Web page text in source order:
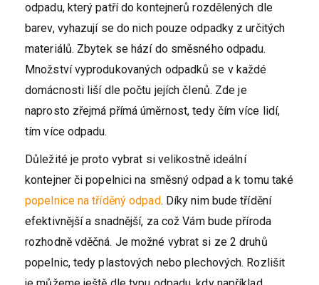
odpadu, který patří do kontejnerů rozdělených dle
barev, vyhazují se do nich pouze odpadky z určitých
materiálů. Zbytek se hází do směsného odpadu.
Množství vyprodukovaných odpadků se v každé
domácnosti liší dle počtu jejích členů. Zde je
naprosto zřejmá přímá úměrnost, tedy čím více lidí,
tím více odpadu.
Důležité je proto vybrat si velikostně ideální
kontejner či popelnici na směsný odpad a k tomu také
popelnice na tříděný odpad. Díky nim bude třídění
efektivnější a snadnější, za což Vám bude příroda
rozhodně vděčná. Je možné vybrat si ze 2 druhů
popelnic, tedy plastových nebo plechových. Rozlišit